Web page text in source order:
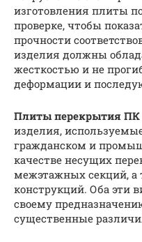
изготовления плиты
проверке, чтобы
прочности
изделия должны
жесткостью и не
деформации и
Плиты перекрытия
изделия,
гражданском и
качестве несущих
межэтажных секций,
конструкций. Оба эти
своему
существенные